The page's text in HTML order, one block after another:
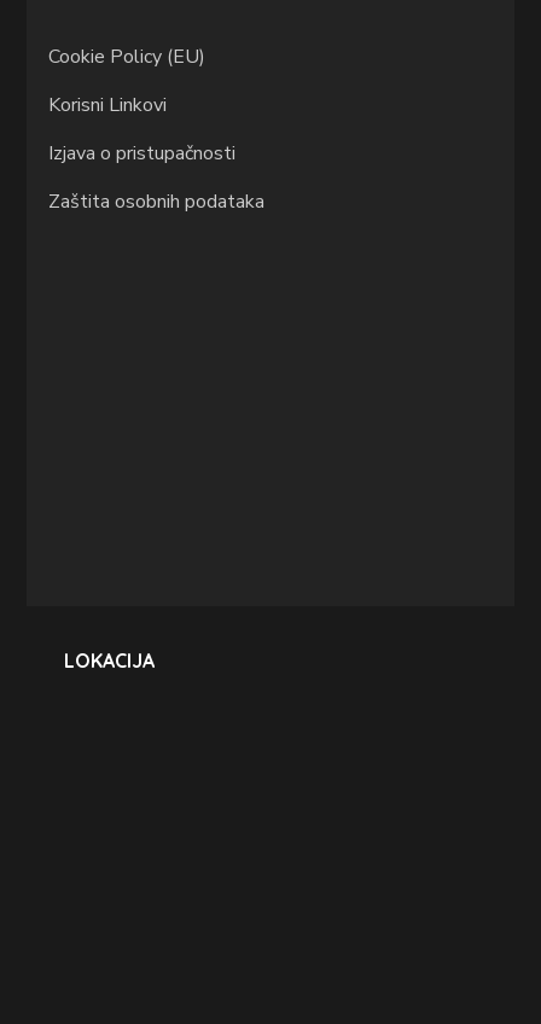
Cookie Policy (EU)
Korisni Linkovi
Izjava o pristupačnosti
Zaštita osobnih podataka
LOKACIJA